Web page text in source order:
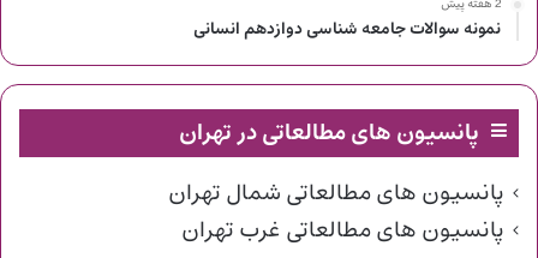
2 هفته پیش
نمونه سوالات جامعه شناسی دوازدهم انسانی
پانسیون های مطالعاتی در تهران
پانسیون های مطالعاتی شمال تهران
پانسیون های مطالعاتی غرب تهران